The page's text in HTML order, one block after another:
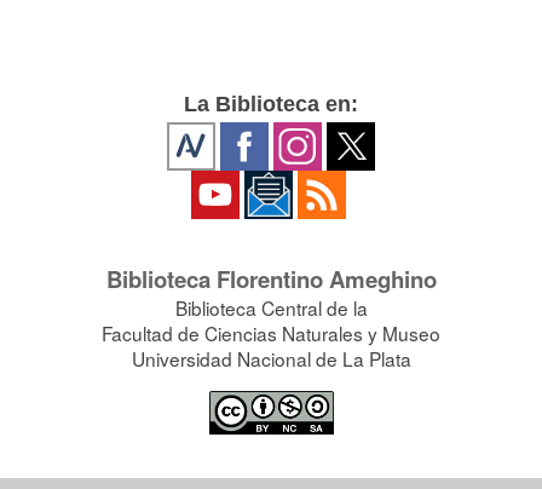
La Biblioteca en:
Biblioteca Florentino Ameghino
Biblioteca Central de la
Facultad de Ciencias Naturales y Museo
Universidad Nacional de La Plata